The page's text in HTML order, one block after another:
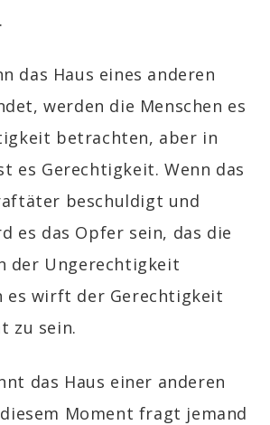
das Haus eines anderen
werden die Menschen es
betrachten, aber in
es Gerechtigkeit. Wenn das
beschuldigt und
es das Opfer sein, das die
der Ungerechtigkeit
es wirft der Gerechtigkeit
zu sein.
das Haus einer anderen
Moment fragt jemand